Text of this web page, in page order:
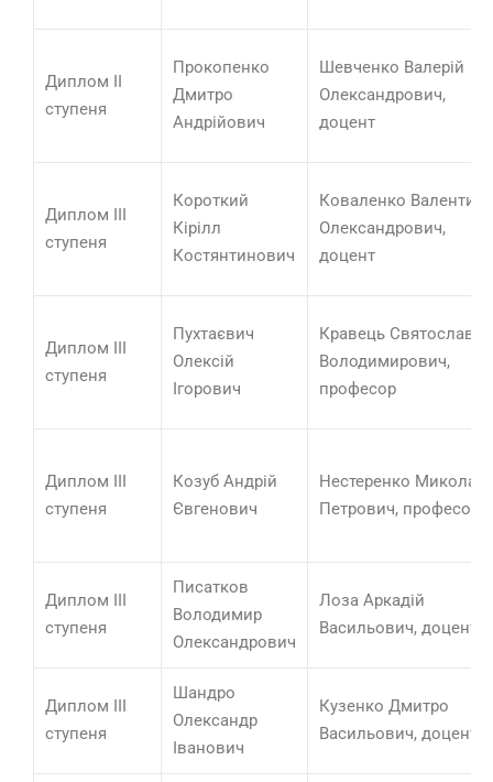
Диплом ІІ
ступеня
Прокопенко
Дмитро
Андрійович
Шевченко Валерій
Олександрович,
доцент
Диплом ІІІ
ступеня
Короткий
Кірілл
Костянтинович
Коваленко Валентин
Олександрович,
доцент
Диплом ІІІ
ступеня
Пухтаєвич
Олексій
Ігорович
Кравець Святослав
Володимирович,
професор
Диплом ІІІ
ступеня
Козуб Андрій
Євгенович
Нестеренко Микола
Петрович, професор
Диплом ІІІ
ступеня
Писатков
Володимир
Олександрович
Лоза Аркадій
Васильович, доцент
Диплом ІІІ
ступеня
Шандро
Олександр
Іванович
Кузенко Дмитро
Васильович, доцент